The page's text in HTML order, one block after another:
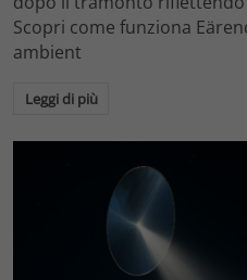
Scopri come funziona
ambient
Leggi di più